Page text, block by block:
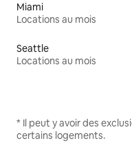
Miami
Locations au mois
Seattle
Locations au mois
* Il peut y avoir des
certains logements.